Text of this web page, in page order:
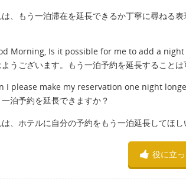
は、もう一泊滞在を延長できるか丁寧に尋ねる表
Morning, Is it possible for me to add a
ようございます。もう一泊予約を延長すること
I please make my reservation one night
一泊予約を延長できますか？
は、ホテルに自分の予約をもう一泊延長してほ
役に立